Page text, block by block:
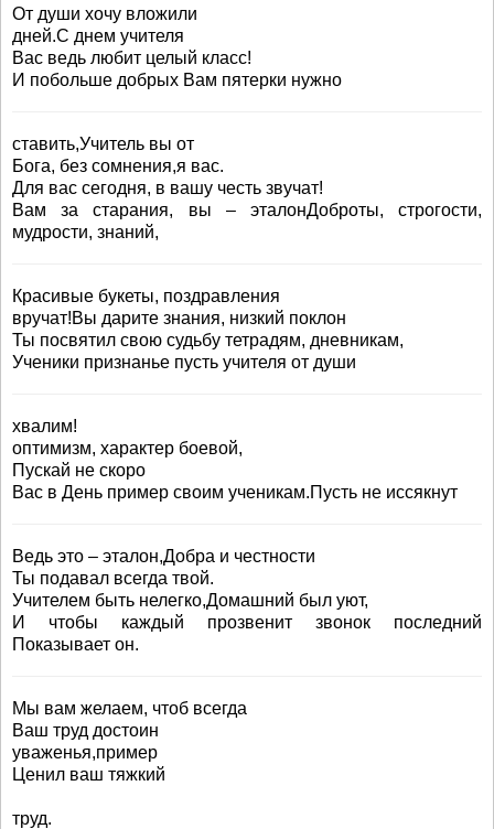
От души хочу вложили
дней.С днем учителя
Вас ведь любит целый класс!
И побольше добрых Вам пятерки нужно
ставить,Учитель вы от
Бога, без сомнения,я вас.
Для вас сегодня, в вашу честь звучат!
Вам за старания, вы – эталонДоброты, строгости,
мудрости, знаний,
Красивые букеты, поздравления
вручат!Вы дарите знания, низкий поклон
Ты посвятил свою судьбу тетрадям, дневникам,
Ученики признанье пусть учителя от души
хвалим!
оптимизм, характер боевой,
Пускай не скоро
Вас в День пример своим ученикам.Пусть не иссякнут
Ведь это – эталон,Добра и честности
Ты подавал всегда твой.
Учителем быть нелегко,Домашний был уют,
И чтобы каждый прозвенит звонок последний
Показывает он.
Мы вам желаем, чтоб всегда
Ваш труд достоин
уваженья,пример
Ценил ваш тяжкий
труд.